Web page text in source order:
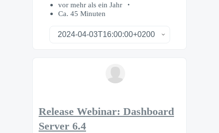
vor mehr als ein Jahr
Ca. 45 Minuten
Release Webinar: Dashboard
Server 6.4